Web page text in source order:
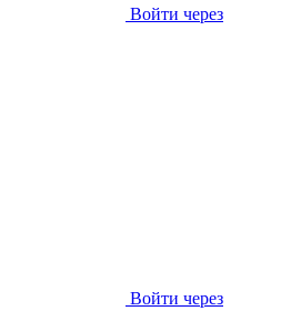
Войти через
Войти через